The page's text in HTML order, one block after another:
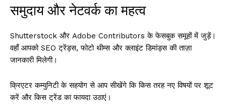
समुदाय और नेटवर्क का महत्व
Shutterstock और Adobe Contributors के फेसबुक समूहों में जुड़ें।
वहाँ आपको SEO ट्रेंड्स, फोटो थीम्स और क्लाइंट डिमांड्स की ताज़ा
जानकारी मिलेगी।
क्रिएटर कम्युनिटी के सहयोग से आप सीखेंगे कि किस तरह नए विषयों पर शूट
करें और किस ट्रेंड का फायदा उठाएं।